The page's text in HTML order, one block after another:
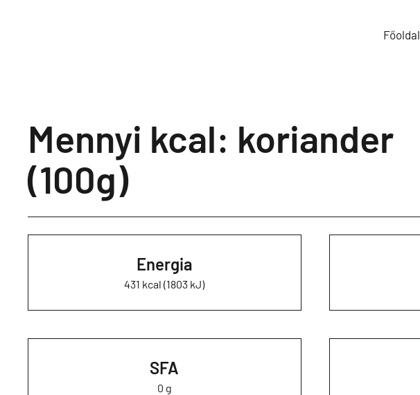
Főoldal
Mennyi kcal: koriander
(100g)
Energia
431 kcal (1803 kJ)
SFA
0 g